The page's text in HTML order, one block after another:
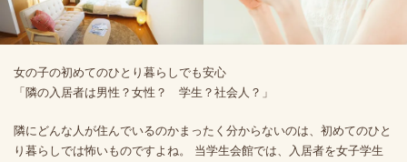
女の子の初めてのひとり暮らしでも安心
「隣の入居者は男性？女性？ 学生？社会人？」
隣にどんな人が住んでいるのかまったく分からないのは、初めてのひと
り暮らしでは怖いものですよね。 当学生会館では、入居者を女子学生